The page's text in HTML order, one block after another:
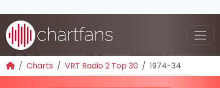
Charts VRT Radio 2 Top 30 1974-34